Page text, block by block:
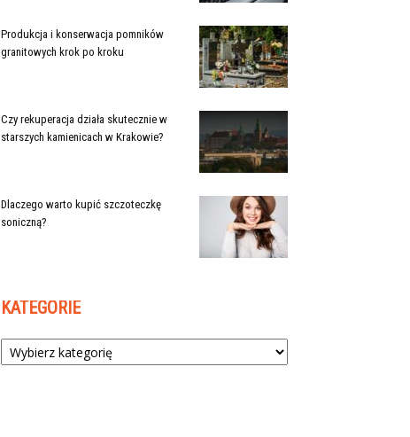
Produkcja i konserwacja pomników
granitowych krok po kroku
Czy rekuperacja działa skutecznie w
starszych kamienicach w Krakowie?
Dlaczego warto kupić szczoteczkę
soniczną?
KATEGORIE
Kategorie